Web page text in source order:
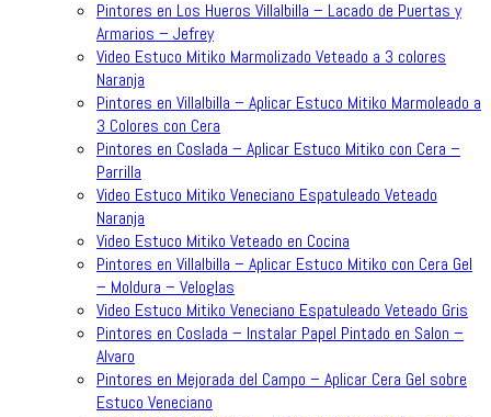
Pintores en Los Hueros Villalbilla – Lacado de Puertas y
Armarios – Jefrey
Video Estuco Mitiko Marmolizado Veteado a 3 colores
Naranja
Pintores en Villalbilla – Aplicar Estuco Mitiko Marmoleado a
3 Colores con Cera
Pintores en Coslada – Aplicar Estuco Mitiko con Cera –
Parrilla
Video Estuco Mitiko Veneciano Espatuleado Veteado
Naranja
Video Estuco Mitiko Veteado en Cocina
Pintores en Villalbilla – Aplicar Estuco Mitiko con Cera Gel
– Moldura – Veloglas
Video Estuco Mitiko Veneciano Espatuleado Veteado Gris
Pintores en Coslada – Instalar Papel Pintado en Salon –
Alvaro
Pintores en Mejorada del Campo – Aplicar Cera Gel sobre
Estuco Veneciano